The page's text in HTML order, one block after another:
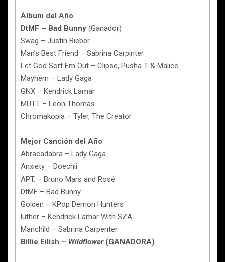
Álbum del Año
DtMF – Bad Bunny (Ganador)
Swag – Justin Bieber
Man’s Best Friend – Sabrina Carpinter
Let God Sort Em Out – Clipse, Pusha T & Malice
Mayhem – Lady Gaga
GNX – Kendrick Lamar
MUTT – Leon Thomas
Chromakopia – Tyler, The Creator
Mejor Canción del Año
Abracadabra – Lady Gaga
Anxiety – Doechii
APT. – Bruno Mars and Rosé
DtMF – Bad Bunny
Golden – KPop Demon Hunters
luther – Kendrick Lamar With SZA
Manchild – Sabrina Carpenter
Billie Eilish – Wildflower (GANADORA)